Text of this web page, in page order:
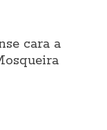
cara a